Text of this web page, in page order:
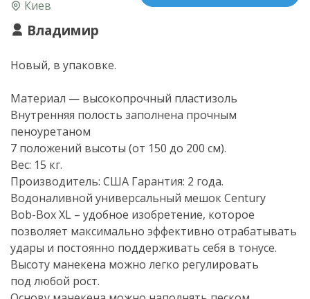
Киев
Владимир
Новый, в упаковке.
Материал — высокопрочный пластизоль
Внутренняя полость заполнена прочным
пеноуретаном
7 положений высоты (от 150 до 200 см).
Вес: 15 кг.
Производитель: США Гарантия: 2 года.
Водоналивной универсальный мешок Century
Bob-BoxXL – удобное изобретение, которое
позволяет максимально эффективно отрабатывать
удары и постоянно поддерживать себя в тонусе.
Высоту манекена можно легко регулировать
под любой рост.